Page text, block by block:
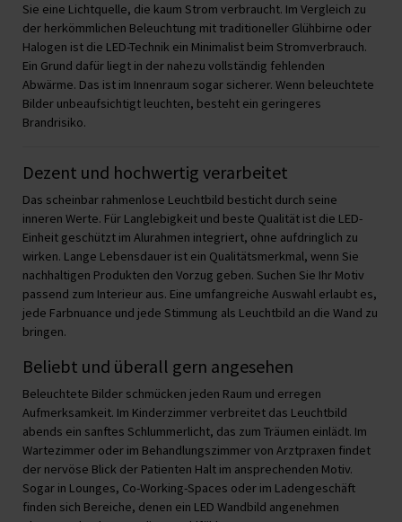
Sie eine Lichtquelle, die kaum Strom verbraucht. Im Vergleich zu
der herkömmlichen Beleuchtung mit traditioneller Glühbirne oder
Halogen ist die LED-Technik ein Minimalist beim Stromverbrauch.
Ein Grund dafür liegt in der nahezu vollständig fehlenden
Abwärme. Das ist im Innenraum sogar sicherer. Wenn beleuchtete
Bilder unbeaufsichtigt leuchten, besteht ein geringeres
Brandrisiko.
Dezent und hochwertig verarbeitet
Das scheinbar rahmenlose Leuchtbild besticht durch seine
inneren Werte. Für Langlebigkeit und beste Qualität ist die LED-
Einheit geschützt im Alurahmen integriert, ohne aufdringlich zu
wirken. Lange Lebensdauer ist ein Qualitätsmerkmal, wenn Sie
nachhaltigen Produkten den Vorzug geben. Suchen Sie Ihr Motiv
passend zum Interieur aus. Eine umfangreiche Auswahl erlaubt es,
jede Farbnuance und jede Stimmung als Leuchtbild an die Wand zu
bringen.
Beliebt und überall gern angesehen
Beleuchtete Bilder schmücken jeden Raum und erregen
Aufmerksamkeit. Im Kinderzimmer verbreitet das Leuchtbild
abends ein sanftes Schlummerlicht, das zum Träumen einlädt. Im
Wartezimmer oder im Behandlungszimmer von Arztpraxen findet
der nervöse Blick der Patienten Halt im ansprechenden Motiv.
Sogar in Lounges, Co-Working-Spaces oder im Ladengeschäft
finden sich Bereiche, denen ein LED Wandbild angenehmen